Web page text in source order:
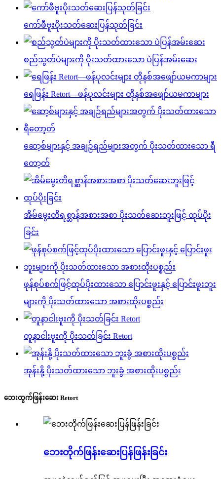
ကော်ဖီဗူးပိုးသတ်ဆေးပြန်သုတ်ခြင်း
စည်သွတ်ပဲများကို ပိုးသတ်ထားသော ပဲပြန်အမ်းဆေး
ရေဖြန်း Retort—ဖန်ပုလင်းများ တိုနစ်အဖျော်ယမကာများ
ဆော့စ်များနှင့် အချဉ်ရည်များအတွက် ပိုးသတ်ထားသော ရီ
တော့တ်
အိမ်မွေးတိရစ္ဆာန်အစားအစာ ပိုးသတ်ဆေးဘူးဖြင့် ထုပ်ပိုး
ခြင်း
ဖုန်စုပ်စက်ဖြင့်ထုပ်ပိုးထားသော ပြောင်းဖူးနှင့် ပြောင်းဖူးဘူး
များကို ပိုးသတ်ထားသော အစားထိုးပစ္စည်း
တူနာငါးဗူးကို ပိုးသတ်ခြင်း Retort
အုန်းနို့ ပိုးသတ်ထားသော ဘူးခွံ အစားထိုးပစ္စည်း
ဘေးထွက်ဖြန်းဆေး Retort
ဘေးတိုက်ဖြန်းဆေးပြန်ဖြန်းခြင်း